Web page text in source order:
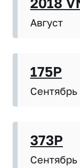
Август
175P
Сентябрь
373P
Сентябрь